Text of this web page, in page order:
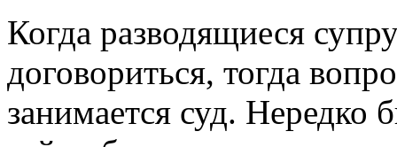
Когда разводящиеся
договориться, тогда
занимается суд. Нередко